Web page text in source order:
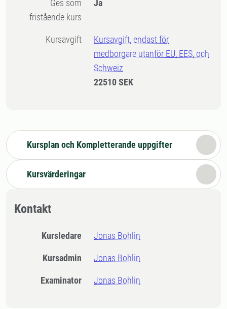
Ges som
fristående kurs
Ja
Kursavgift
Kursavgift, endast för
medborgare utanför EU, EES, och
Schweiz
22510 SEK
Kursplan och Kompletterande uppgifter
Kursvärderingar
Kontakt
Kursledare Jonas Bohlin
Kursadmin Jonas Bohlin
Examinator Jonas Bohlin